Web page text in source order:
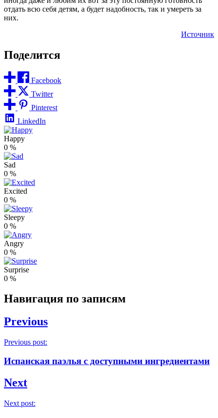
отдать всю себя детям, а будет надобность, так и умереть за
них.
Источник
Поделится
Facebook
Twitter
Pinterest
LinkedIn
Happy
0 %
Sad
0 %
Excited
0 %
Sleepy
0 %
Angry
0 %
Surprise
0 %
Навигация по записям
Previous
Previous post:
Испанская паэлья с доступными ингредиентами
Next
Next post: